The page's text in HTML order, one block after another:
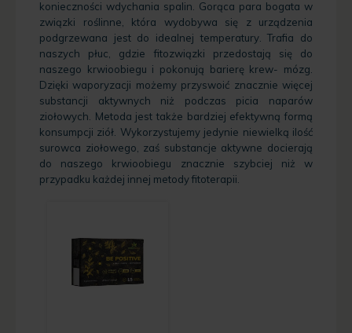
konieczności wdychania spalin. Gorąca para bogata w
związki roślinne, która wydobywa się z urządzenia
podgrzewana jest do idealnej temperatury. Trafia do
naszych płuc, gdzie fitozwiązki przedostają się do
naszego krwioobiegu i pokonują barierę krew- mózg.
Dzięki waporyzacji możemy przyswoić znacznie więcej
substancji aktywnych niż podczas picia naparów
ziołowych. Metoda jest także bardziej efektywną formą
konsumpcji ziół. Wykorzystujemy jedynie niewielką ilość
surowca ziołowego, zaś substancje aktywne docierają
do naszego krwioobiegu znacznie szybciej niż w
przypadku każdej innej metody fitoterapii.